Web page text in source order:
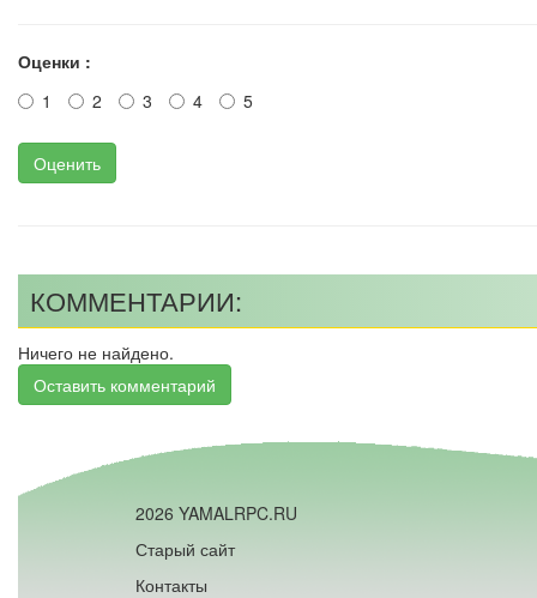
Оценки :
1
2 3 4 5
Оценить
КОММЕНТАРИИ:
Ничего не найдено.
Оставить комментарий
2026 YAMALRPC.RU
Старый сайт
Контакты